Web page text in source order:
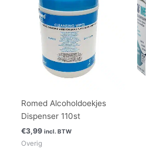
Romed Alcoholdoekjes
Dispenser 110st
€3,99 incl. BTW
Overig